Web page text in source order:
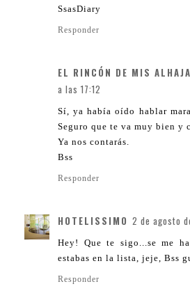
SsasDiary
Responder
EL RINCÓN DE MIS
a las 17:12
Sí, ya había oído hablar
Seguro que te va muy bien y
Ya nos contarás.
Bss
Responder
HOTELISSIMO 2 de agosto
Hey! Que te sigo...se me
estabas en la lista, jeje, Bss
Responder